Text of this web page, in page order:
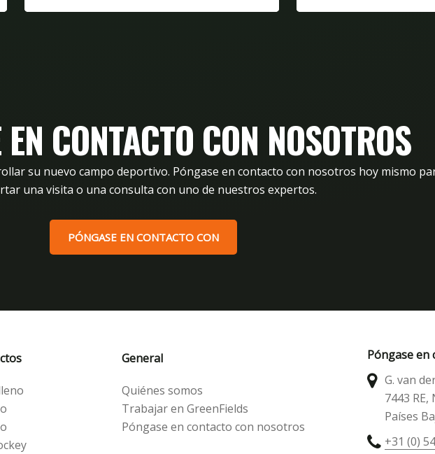
CONTACTO CON NOSOTROS
su nuevo campo deportivo. Póngase en contacto con nosotros hoy mismo
una visita o una consulta con uno de nuestros expertos.
PÓNGASE EN CONTACTO CON
General
Quiénes somos
Trabajar en GreenFields
Póngase en contacto con nosotros
Póngase
G. van
7443
Países
+31 (0)